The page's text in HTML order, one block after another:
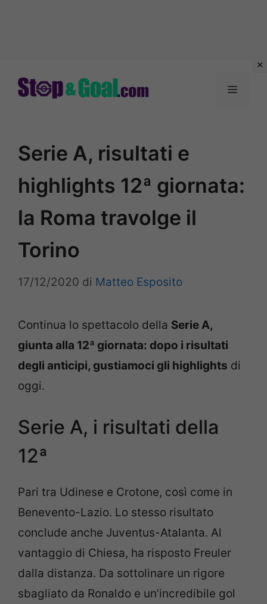
Menu
Serie A, risultati e
highlights 12ª giornata:
la Roma travolge il
Torino
17/12/2020 di Matteo Esposito
Continua lo spettacolo della Serie A,
giunta alla 12ª giornata: dopo i risultati
degli anticipi, gustiamoci gli highlights di
oggi.
Serie A, i risultati della
12ª
Pari tra Udinese e Crotone, così come in
Benevento-Lazio. Lo stesso risultato
conclude anche Juventus-Atalanta. Al
vantaggio di Chiesa, ha risposto Freuler
dalla distanza. Da sottolinare un rigore
sbagliato da Ronaldo e un’incredibile gol